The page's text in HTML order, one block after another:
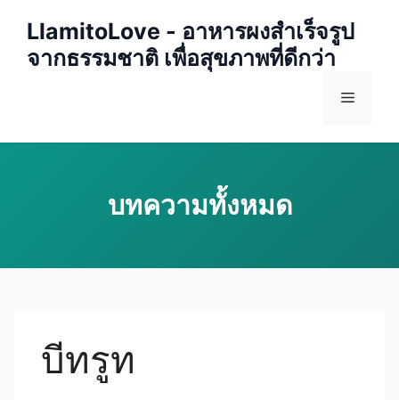
content
LlamitoLove - อาหารผงสำเร็จรูป
จากธรรมชาติ เพื่อสุขภาพที่ดีกว่า
Menu
บีทรูท